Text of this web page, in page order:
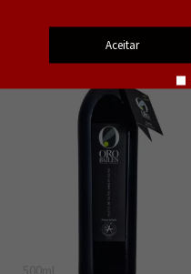
Aceitar